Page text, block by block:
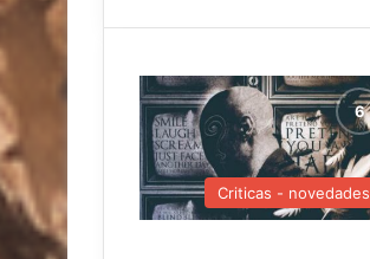
Criticas - novedades